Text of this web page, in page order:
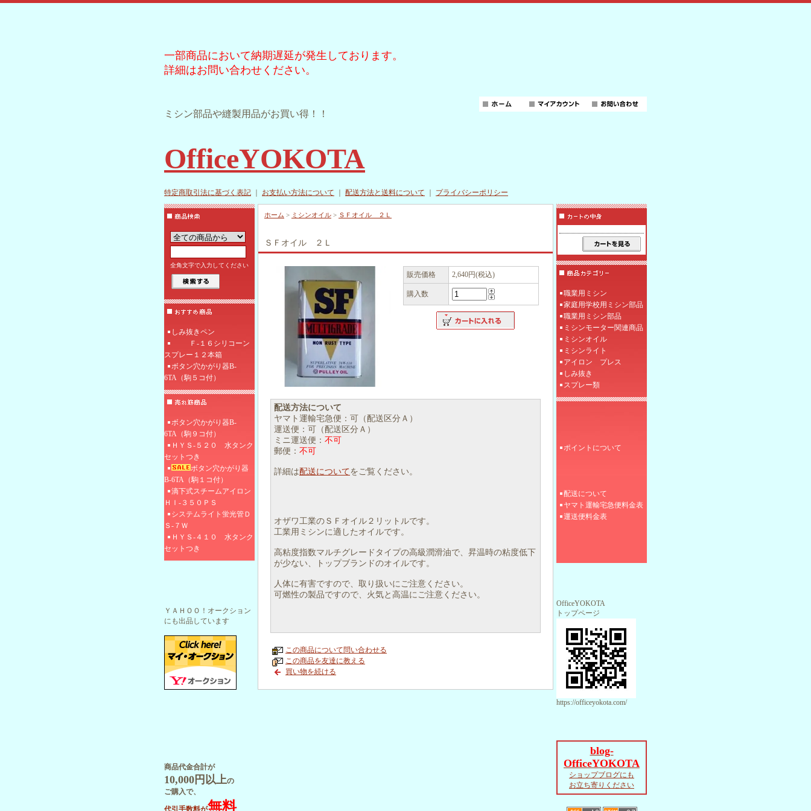
一部商品において納期遅延が発生しております。
詳細はお問い合わせください。
ミシン部品や縫製用品がお買い得！！
OfficeYOKOTA
特定商取引法に基づく表記 お支払い方法について 配送方法と送料について プライバシーポリシー
全角文字で入力してください
しみ抜きペン
Ｆ‐１６シリコーン
スプレー１２本箱
ボタン穴かがり器B-
6TA（駒５コ付）
ボタン穴かがり器B-
6TA（駒９コ付）
ＨＹＳ-５２０ 水タンク
セットつき
ボタン穴かがり器
B-6TA（駒１コ付）
滴下式スチームアイロン
ＨＩ‐３５０ＰＳ
システムライト蛍光管Ｄ
Ｓ-７Ｗ
ＨＹＳ-４１０ 水タンク
セットつき
ＹＡＨＯＯ！オークション
にも出品しています
商品代金合計が
10,000円以上の
ご購入で、
代引手数料が無料
ホーム > ミシンオイル > ＳＦオイル ２Ｌ
ＳＦオイル ２Ｌ
販売価格 2,640円(税込)
購入数
配送方法について
ヤマト運輸宅急便：可（配送区分Ａ）
運送便：可（配送区分Ａ）
ミニ運送便： 不可
郵便： 不可
詳細は配送についてをご覧ください。
オザワ工業のＳＦオイル２リットルです。
工業用ミシンに適したオイルです。
高粘度指数マルチグレードタイプの高級潤滑油で、昇温時の粘度低下
が少ない、トップブランドのオイルです。
人体に有害ですので、取り扱いにご注意ください。
可燃性の製品ですので、火気と高温にご注意ください。
この商品について問い合わせる
この商品を友達に教える
買い物を続ける
職業用ミシン
家庭用学校用ミシン部品
職業用ミシン部品
ミシンモーター関連商品
ミシンオイル
ミシンライト
アイロン プレス
しみ抜き
スプレー類
ポイントについて
配送について
ヤマト運輸宅急便料金表
運送便料金表
OfficeYOKOTA
トップページ
https://officeyokota.com/
blog-
OfficeYOKOTA
ショップブログにも
お立ち寄りください